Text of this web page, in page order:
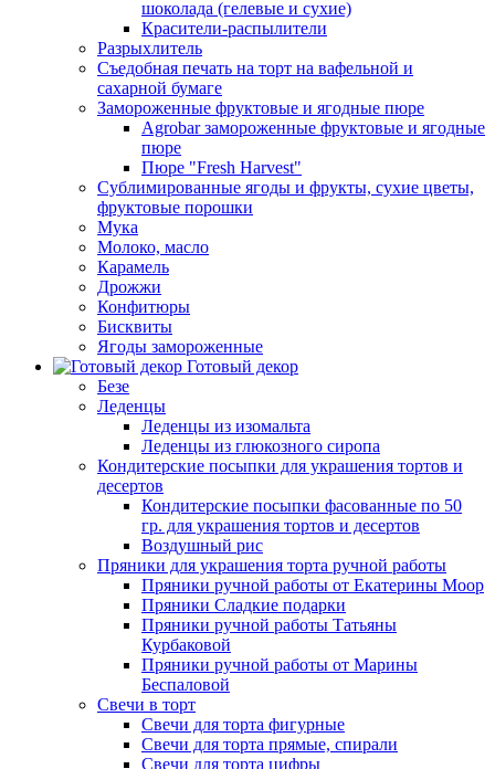
шоколада (гелевые и сухие)
Красители-распылители
Разрыхлитель
Съедобная печать на торт на вафельной и
сахарной бумаге
Замороженные фруктовые и ягодные пюре
Agrobar замороженные фруктовые и ягодные
пюре
Пюре "Fresh Harvest"
Сублимированные ягоды и фрукты, сухие цветы,
фруктовые порошки
Мука
Молоко, масло
Карамель
Дрожжи
Конфитюры
Бисквиты
Ягоды замороженные
Готовый декор
Безе
Леденцы
Леденцы из изомальта
Леденцы из глюкозного сиропа
Кондитерские посыпки для украшения тортов и
десертов
Кондитерские посыпки фасованные по 50
гр. для украшения тортов и десертов
Воздушный рис
Пряники для украшения торта ручной работы
Пряники ручной работы от Екатерины Моор
Пряники Сладкие подарки
Пряники ручной работы Татьяны
Курбаковой
Пряники ручной работы от Марины
Беспаловой
Свечи в торт
Свечи для торта фигурные
Свечи для торта прямые, спирали
Свечи для торта цифры